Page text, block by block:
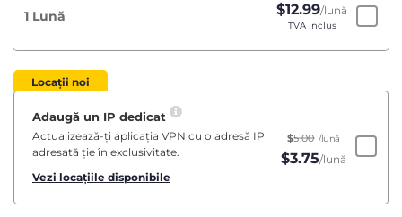
1 Lună $12.99/lună
TVA inclus
Locații noi
Adaugă un IP dedicat
Actualizează-ți aplicația VPN cu o adresă IP
adresată ție în exclusivitate.
Vezi locațiile disponibile
$5.00 /lună
$3.75/lună